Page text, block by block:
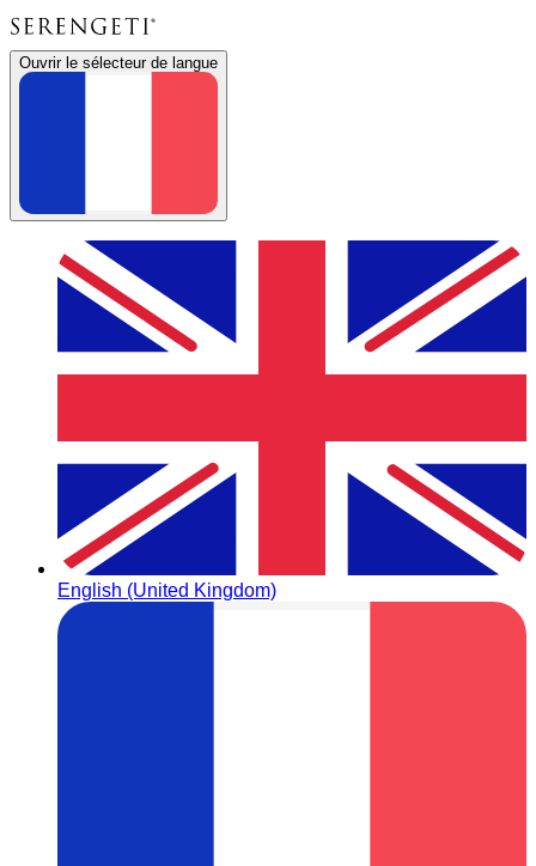
Ouvrir le sélecteur de langue
English (United Kingdom)